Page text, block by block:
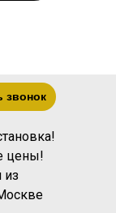
цены!
из
звонок